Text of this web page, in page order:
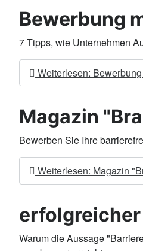
Bewerbung
7 Tipps, wie Unternehmen
Weiterlesen:
Magazin
Bewerben Sie Ihre
Weiterlesen: Magazin
erfolgreicher
Warum die Aussage